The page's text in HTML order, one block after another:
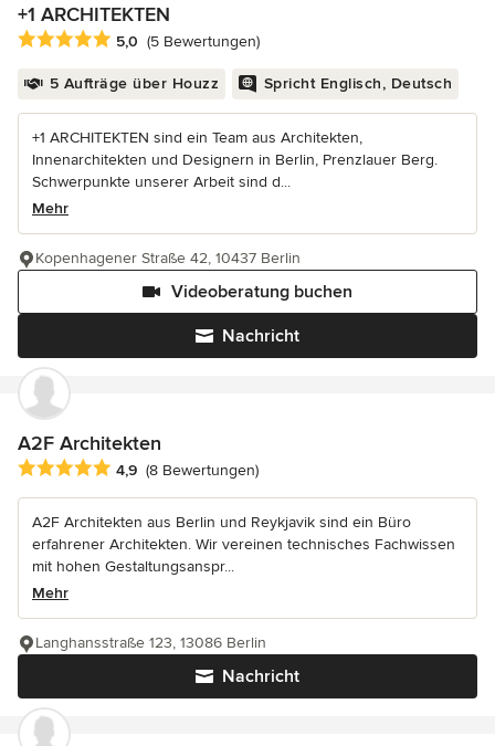
+1 ARCHITEKTEN
Durchschnittliche Bewertung: 5 von 5 Sternen
5,0 (5 Bewertungen)
5 Aufträge über Houzz Spricht Englisch, Deutsch
+1 ARCHITEKTEN sind ein Team aus Architekten,
Innenarchitekten und Designern in Berlin, Prenzlauer Berg.
Schwerpunkte unserer Arbeit sind d...
Mehr
Nachricht
Videoberatung buchen
Kopenhagener Straße 42, 10437 Berlin
A2F Architekten
Durchschnittliche Bewertung: 4.9 von 5 Sternen
4,9 (8 Bewertungen)
A2F Architekten aus Berlin und Reykjavik sind ein Büro
erfahrener Architekten. Wir vereinen technisches Fachwissen
mit hohen Gestaltungsanspr...
Mehr
Nachricht
Langhansstraße 123, 13086 Berlin